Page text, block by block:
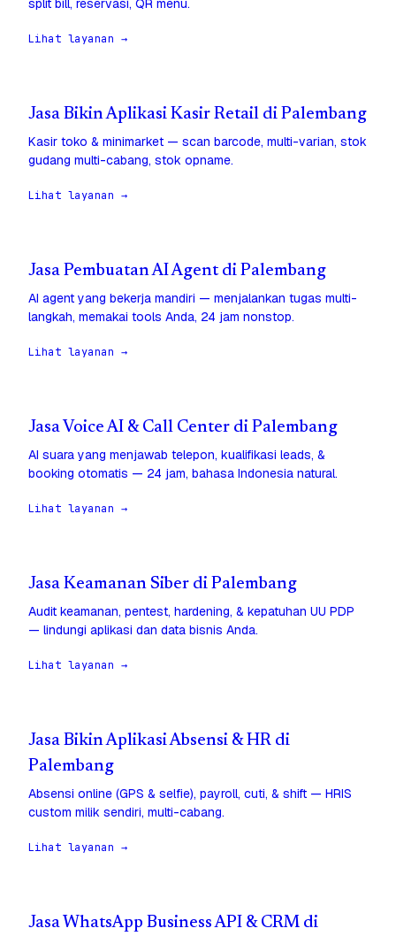
split bill, reservasi, QR menu.
Lihat layanan →
Jasa Bikin Aplikasi Kasir Retail di Palembang
Kasir toko & minimarket — scan barcode, multi-varian, stok
gudang multi-cabang, stok opname.
Lihat layanan →
Jasa Pembuatan AI Agent di Palembang
AI agent yang bekerja mandiri — menjalankan tugas multi-
langkah, memakai tools Anda, 24 jam nonstop.
Lihat layanan →
Jasa Voice AI & Call Center di Palembang
AI suara yang menjawab telepon, kualifikasi leads, &
booking otomatis — 24 jam, bahasa Indonesia natural.
Lihat layanan →
Jasa Keamanan Siber di Palembang
Audit keamanan, pentest, hardening, & kepatuhan UU PDP
— lindungi aplikasi dan data bisnis Anda.
Lihat layanan →
Jasa Bikin Aplikasi Absensi & HR di
Palembang
Absensi online (GPS & selfie), payroll, cuti, & shift — HRIS
custom milik sendiri, multi-cabang.
Lihat layanan →
Jasa WhatsApp Business API & CRM di